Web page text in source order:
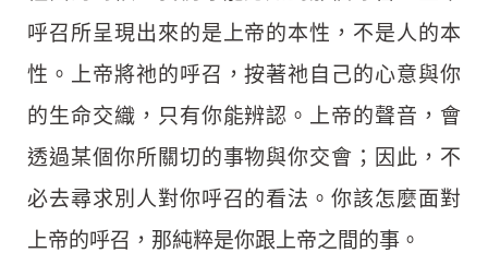
呼召所呈現出來的是上帝的本性，不是人的本
性。上帝將祂的呼召，按著祂自己的心意與你
的生命交織，只有你能辨認。上帝的聲音，會
透過某個你所關切的事物與你交會；因此，不
必去尋求別人對你呼召的看法。你該怎麼面對
上帝的呼召，那純粹是你跟上帝之間的事。